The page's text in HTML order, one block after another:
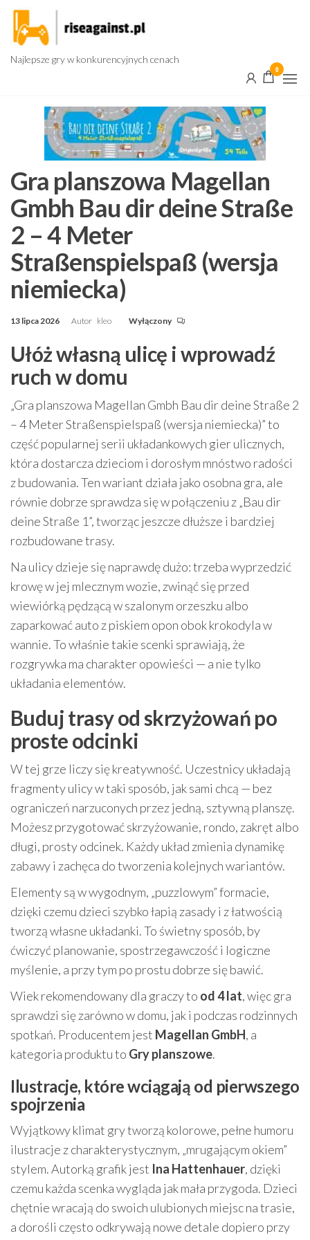
Przejdź
treści
Najlepsze gry w konkurencyjnych cenach
0
Gra planszowa Magellan
Gmbh Bau dir deine Straße
2 – 4 Meter
Straßenspielspaß (wersja
niemiecka)
13 lipca 2026 Autor kleo Wyłączony
Ułóż własną ulicę i wprowadź
ruch w domu
„Gra planszowa Magellan Gmbh Bau dir deine Straße 2
– 4 Meter Straßenspielspaß (wersja niemiecka)” to
część popularnej serii układankowych gier ulicznych,
która dostarcza dzieciom i dorosłym mnóstwo radości
z budowania. Ten wariant działa jako osobna gra, ale
równie dobrze sprawdza się w połączeniu z „Bau dir
deine Straße 1”, tworząc jeszcze dłuższe i bardziej
rozbudowane trasy.
Na ulicy dzieje się naprawdę dużo: trzeba wyprzedzić
krowę w jej mlecznym wozie, zwinąć się przed
wiewiórką pędzącą w szalonym orzeszku albo
zaparkować auto z piskiem opon obok krokodyla w
wannie. To właśnie takie scenki sprawiają, że
rozgrywka ma charakter opowieści — a nie tylko
układania elementów.
Buduj trasy od skrzyżowań po
proste odcinki
W tej grze liczy się kreatywność. Uczestnicy układają
fragmenty ulicy w taki sposób, jak sami chcą — bez
ograniczeń narzuconych przez jedną, sztywną planszę.
Możesz przygotować skrzyżowanie, rondo, zakręt albo
długi, prosty odcinek. Każdy układ zmienia dynamikę
zabawy i zachęca do tworzenia kolejnych wariantów.
Elementy są w wygodnym, „puzzlowym” formacie,
dzięki czemu dzieci szybko łapią zasady i z łatwością
tworzą własne układanki. To świetny sposób, by
ćwiczyć planowanie, spostrzegawczość i logiczne
myślenie, a przy tym po prostu dobrze się bawić.
Wiek rekomendowany dla graczy to od 4 lat, więc gra
sprawdzi się zarówno w domu, jak i podczas rodzinnych
spotkań. Producentem jest Magellan GmbH, a
kategoria produktu to Gry planszowe.
Ilustracje, które wciągają od pierwszego
spojrzenia
Wyjątkowy klimat gry tworzą kolorowe, pełne humoru
ilustracje z charakterystycznym, „mrugającym okiem”
stylem. Autorką grafik jest Ina Hattenhauer, dzięki
czemu każda scenka wygląda jak mała przygoda. Dzieci
chętnie wracają do swoich ulubionych miejsc na trasie,
a dorośli często odkrywają nowe detale dopiero przy